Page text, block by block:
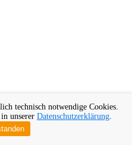
technisch notwendige Cookies.
unserer Datenschutzerklärung.